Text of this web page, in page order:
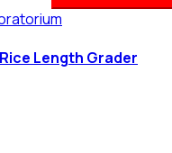
Length Grader